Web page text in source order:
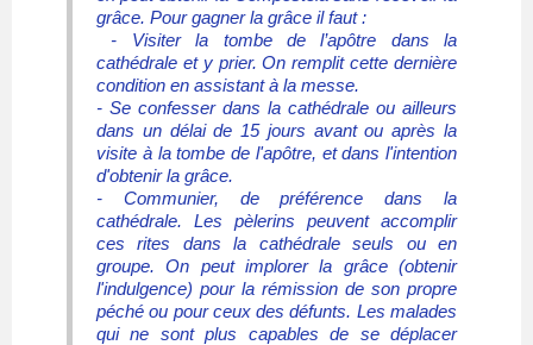
grâce. Pour gagner la grâce il faut :
- Visiter la tombe de l’apôtre dans la
cathédrale et y prier. On remplit cette dernière
condition en assistant à la messe.
- Se confesser dans la cathédrale ou ailleurs
dans un délai de 15 jours avant ou après la
visite à la tombe de l'apôtre, et dans l'intention
d'obtenir la grâce.
- Communier, de préférence dans la
cathédrale. Les pèlerins peuvent accomplir
ces rites dans la cathédrale seuls ou en
groupe. On peut implorer la grâce (obtenir
l'indulgence) pour la rémission de son propre
péché ou pour ceux des défunts. Les malades
qui ne sont plus capables de se déplacer